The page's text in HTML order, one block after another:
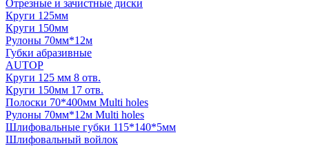
Отрезные и зачистные диски
Круги 125мм
Круги 150мм
Рулоны 70мм*12м
Губки абразивные
AUTOP
Круги 125 мм 8 отв.
Круги 150мм 17 отв.
Полоски 70*400мм Multi holes
Рулоны 70мм*12м Multi holes
Шлифовальные губки 115*140*5мм
Шлифовальный войлок